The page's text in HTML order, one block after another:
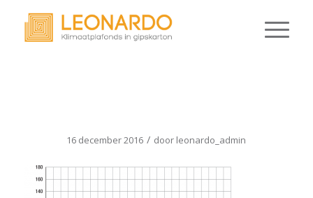
16 december 2016 / door leonardo_admin